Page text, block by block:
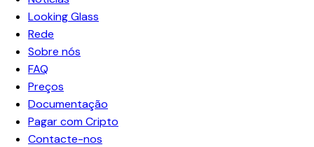
Looking Glass
Rede
Sobre nós
FAQ
Preços
Documentação
Pagar com Cripto
Contacte-nos